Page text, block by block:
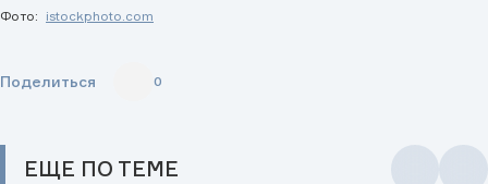
Фото: istockphoto.com
Поделиться 0
ЕЩЕ ПО ТЕМЕ